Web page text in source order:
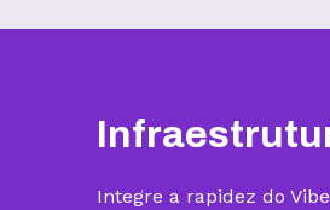
Armazenamento
Integre a rapidez do